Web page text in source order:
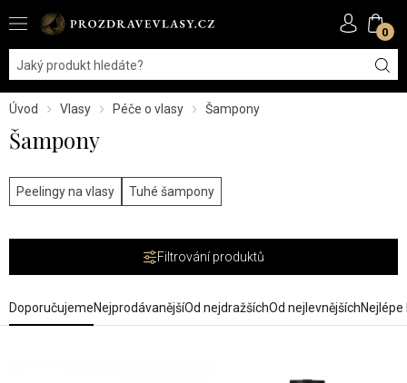
0
Úvod Vlasy Péče o vlasy Šampony
Šampony
Peelingy na vlasy Tuhé šampony
Filtrování produktů
DoporučujemeNejprodávanějšíOd nejdražšíchOd nejlevnějších